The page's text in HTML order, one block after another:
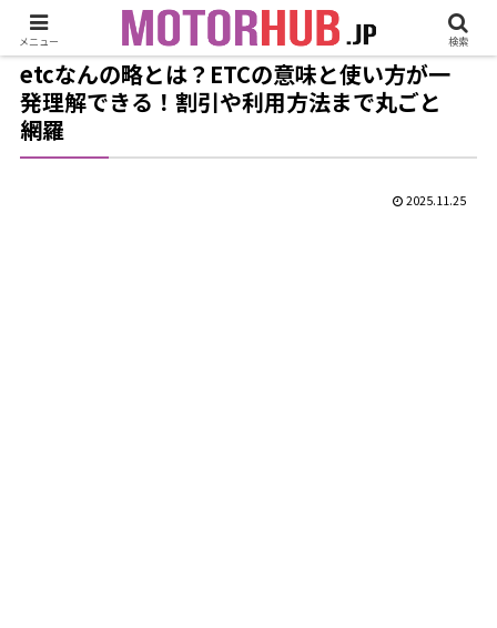
etcなんの略とは？ETCの意味と使い方が一
発理解できる！割引や利用方法まで丸ごと
網羅
2025.11.25
メニュー 検索